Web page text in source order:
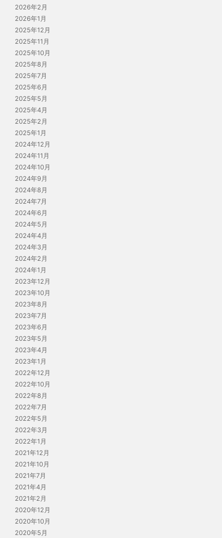
2026年2月
2026年1月
2025年12月
2025年11月
2025年10月
2025年8月
2025年7月
2025年6月
2025年5月
2025年4月
2025年2月
2025年1月
2024年12月
2024年11月
2024年10月
2024年9月
2024年8月
2024年7月
2024年6月
2024年5月
2024年4月
2024年3月
2024年2月
2024年1月
2023年12月
2023年10月
2023年8月
2023年7月
2023年6月
2023年5月
2023年4月
2023年1月
2022年12月
2022年10月
2022年8月
2022年7月
2022年5月
2022年3月
2022年1月
2021年12月
2021年10月
2021年7月
2021年4月
2021年2月
2020年12月
2020年10月
2020年5月